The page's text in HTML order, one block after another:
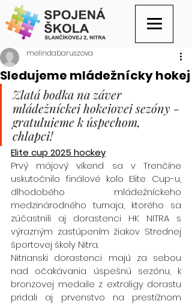
Sledujeme mládežnícky hokej
melindabaruszova
Zlatá bodka na záver
mládežníckej hokejovej sezóny -
gratulujeme k úspechom,
chlapci!
Elite cup 2025 hockey
Prvý májový víkend sa v Trenčíne
uskutočnilo finálové kolo Elite Cup-u,
dlhodobého mládežníckeho
medzinárodného turnaja, ktorého sa
zúčastnili aj dorastenci HK NITRA s
výrazným zastúpením žiakov Strednej
športovej školy Nitra.
Nitrianski dorastenci majú za sebou
nad očakávania úspešnú sezónu, k
bronzovej medaile z extraligy dorastu
pridali aj prvenstvo na prestížnom